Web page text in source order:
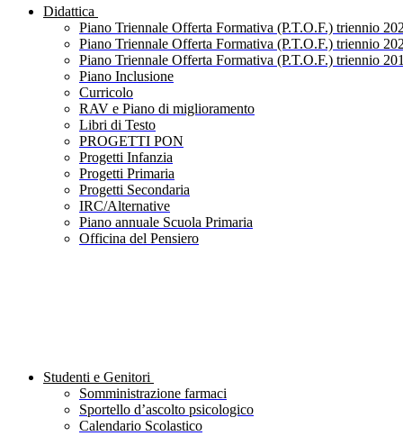
Didattica
Piano Triennale Offerta Formativa (P.T.O.F.) triennio
Piano Triennale Offerta Formativa (P.T.O.F.) triennio
Piano Triennale Offerta Formativa (P.T.O.F.) triennio
Piano Inclusione
Curricolo
RAV e Piano di miglioramento
Libri di Testo
PROGETTI PON
Progetti Infanzia
Progetti Primaria
Progetti Secondaria
IRC/Alternative
Piano annuale Scuola Primaria
Officina del Pensiero
Studenti e Genitori
Somministrazione farmaci
Sportello d’ascolto psicologico
Calendario Scolastico